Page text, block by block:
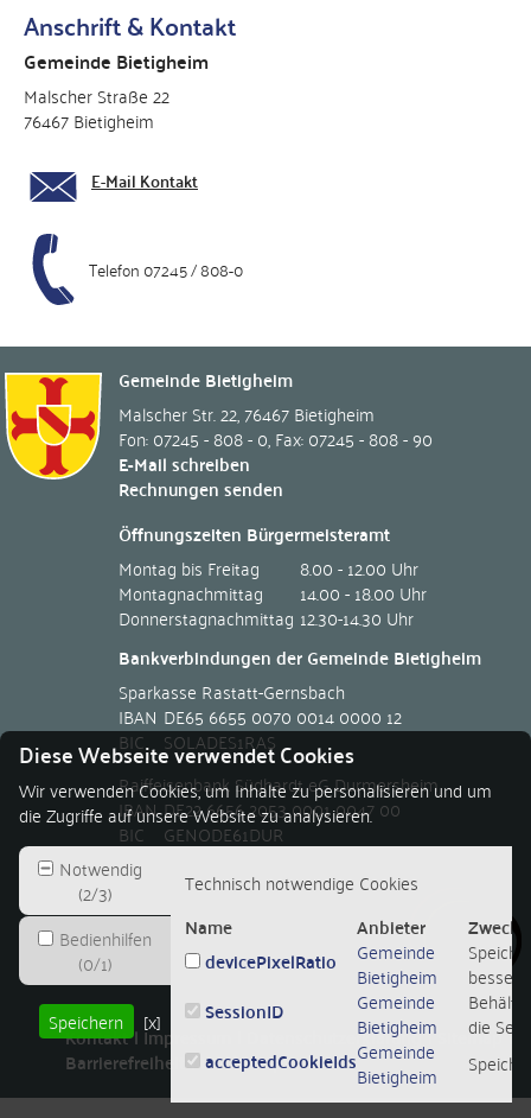
Anschrift & Kontakt
Gemeinde Bietigheim
Malscher Straße 22
76467 Bietigheim
E-Mail Kontakt
Telefon 07245 / 808-0
Gemeinde Bietigheim
Malscher Str. 22,76467Bietigheim
Fon: 07245 - 808 - 0,Fax: 07245 - 808 - 90
E-Mail schreiben
Rechnungen senden
Öffnungszeiten Bürgermeisteramt
Montag bis Freitag
8.00 - 12.00 Uhr
Montagnachmittag
14.00 - 18.00 Uhr
Donnerstagnachmittag 12.30-14.30 Uhr
Bankverbindungen der Gemeinde Bietigheim
Sparkasse Rastatt-Gernsbach
IBAN DE65 6655 0070 0014 0000 12
BIC
SOLADES1RAS
Raiffeisenbank Südhardt eG Durmersheim
IBANDE22 6656 2053 0001 0047 00
BIC
GENODE61DUR
Kontakt Impressum Datenschutzerklärung Sitemap
Barrierefreiheit Leichte Sprache
Diese Webseite verwendet Cookies
Wir verwenden Cookies, um Inhalte zu personalisieren und um
die Zugriffe auf unsere Website zu analysieren.
Notwendig
(2/3)
Bedienhilfen
(0/1)
Speichern
[x]
Technisch notwendige Cookies
Name Anbieter
Zweck
devicePixelRatio
Gemeinde
Bietigheim
SessionID
Gemeinde
Bietigheim
Behält
die
acceptedCookieIdsGemeinde
Bietigheim